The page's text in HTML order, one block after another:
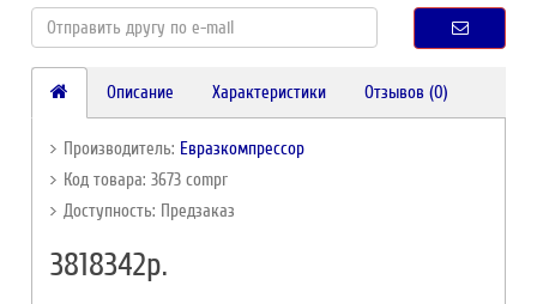
Описание Характеристики Отзывов (0)
Производитель: Евразкомпрессор
Код товара: 3673 compr
Доступность: Предзаказ
3818342р.